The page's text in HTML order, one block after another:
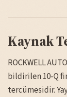
Kaynak
ROCKWELL
bildirilen 10-Q
tercümesidir.